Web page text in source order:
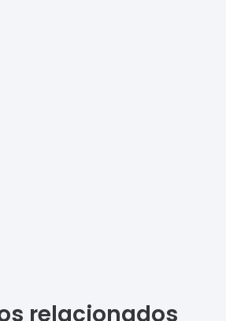
relacionados